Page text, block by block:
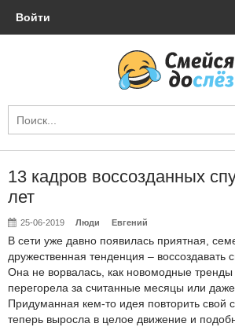
Войти
13 кадров воссозданных
лет
25-06-2019 Люди Евгений
В сети уже давно появилась приятная,
дружественная тенденция – воссоздавать
Она не ворвалась, как новомодные тренды
перегорела за считанные месяцы или
Придуманная кем-то идея повторить свой
теперь выросла в целое движение и